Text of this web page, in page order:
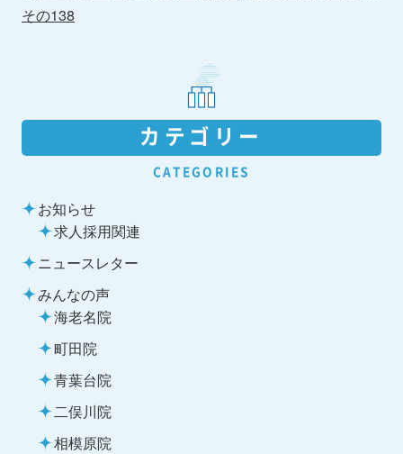
その138
カテゴリー
CATEGORIES
お知らせ
求人採用関連
ニュースレター
みんなの声
海老名院
町田院
青葉台院
二俣川院
相模原院